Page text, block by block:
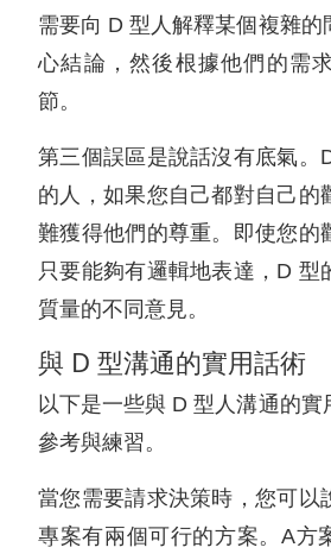
需要向 D 型人解釋某個複雜的
心結論，然後根據他們的需
節。
第三個誤區是說話沒有底氣。
的人，如果您自己都對自己的
難獲得他們的尊重。即使您的
只要能夠有邏輯地表達，D 型
質量的不同意見。
與 D 型溝通的實用話術
以下是一些與 D 型人溝通的實
參考與練習。
當您需要請求決策時，您可以
專案有兩個可行的方案。A